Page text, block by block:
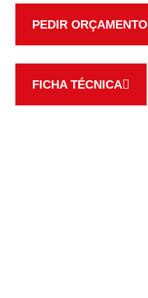
PEDIR ORÇAMENTO
FICHA TÉCNICA